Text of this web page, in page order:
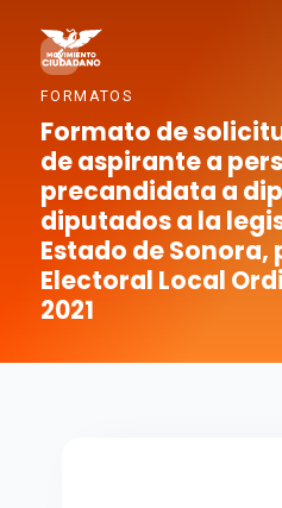
FORMATOS
Formato de
de aspirante a
precandidata a
diputados a la
Estado de Sonora,
Electoral Local
2021